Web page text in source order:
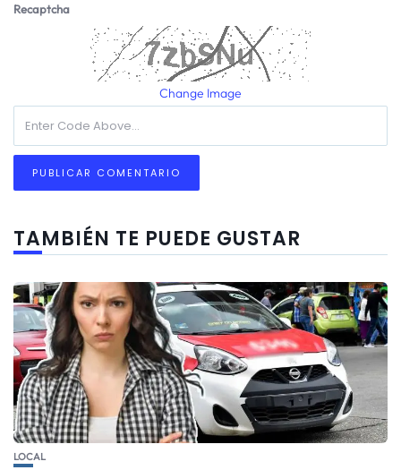
Recaptcha
Change Image
TAMBIÉN TE PUEDE GUSTAR
LOCAL